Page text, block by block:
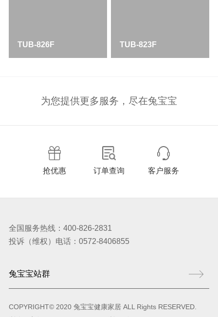
TUB-826F TUB-823F
为您提供更多服务，尽在兔宝宝
抢优惠 订单查询 客户服务
全国服务热线：400-826-2831
投诉（维权）电话：0572-8406855
COPYRIGHT© 2020 兔宝宝健康家居 ALL Rights RESERVED.